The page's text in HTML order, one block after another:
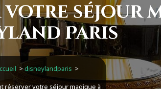
séjour
Paris
>disneylandparis >
réserver votre séjour magique à